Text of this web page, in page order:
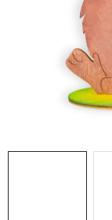
TIPY NA TVOŘENÍ
Hodnocení